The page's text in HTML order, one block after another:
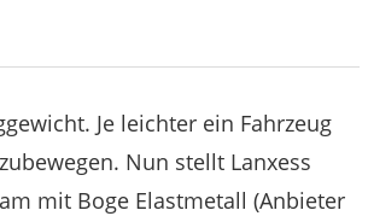
Je leichter ein Fahrzeug
Nun stellt Lanxess
mit Boge Elastmetall (Anbieter